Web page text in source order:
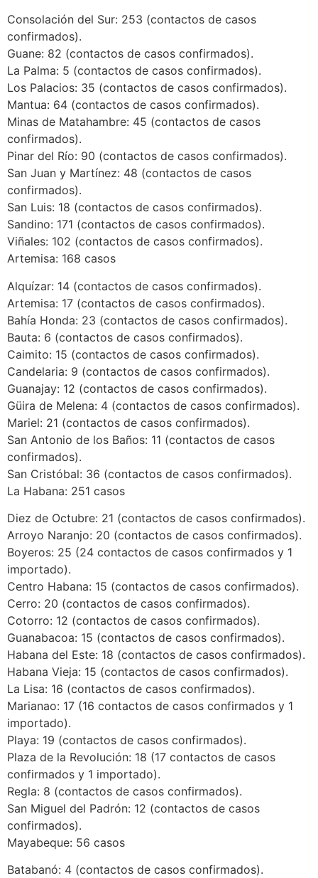
Consolación del Sur: 253 (contactos de casos
confirmados).
Guane: 82 (contactos de casos confirmados).
La Palma: 5 (contactos de casos confirmados).
Los Palacios: 35 (contactos de casos confirmados).
Mantua: 64 (contactos de casos confirmados).
Minas de Matahambre: 45 (contactos de casos
confirmados).
Pinar del Río: 90 (contactos de casos confirmados).
San Juan y Martínez: 48 (contactos de casos
confirmados).
San Luis: 18 (contactos de casos confirmados).
Sandino: 171 (contactos de casos confirmados).
Viñales: 102 (contactos de casos confirmados).
Artemisa: 168 casos
Alquízar: 14 (contactos de casos confirmados).
Artemisa: 17 (contactos de casos confirmados).
Bahía Honda: 23 (contactos de casos confirmados).
Bauta: 6 (contactos de casos confirmados).
Caimito: 15 (contactos de casos confirmados).
Candelaria: 9 (contactos de casos confirmados).
Guanajay: 12 (contactos de casos confirmados).
Güira de Melena: 4 (contactos de casos confirmados).
Mariel: 21 (contactos de casos confirmados).
San Antonio de los Baños: 11 (contactos de casos
confirmados).
San Cristóbal: 36 (contactos de casos confirmados).
La Habana: 251 casos
Diez de Octubre: 21 (contactos de casos confirmados).
Arroyo Naranjo: 20 (contactos de casos confirmados).
Boyeros: 25 (24 contactos de casos confirmados y 1
importado).
Centro Habana: 15 (contactos de casos confirmados).
Cerro: 20 (contactos de casos confirmados).
Cotorro: 12 (contactos de casos confirmados).
Guanabacoa: 15 (contactos de casos confirmados).
Habana del Este: 18 (contactos de casos confirmados).
Habana Vieja: 15 (contactos de casos confirmados).
La Lisa: 16 (contactos de casos confirmados).
Marianao: 17 (16 contactos de casos confirmados y 1
importado).
Playa: 19 (contactos de casos confirmados).
Plaza de la Revolución: 18 (17 contactos de casos
confirmados y 1 importado).
Regla: 8 (contactos de casos confirmados).
San Miguel del Padrón: 12 (contactos de casos
confirmados).
Mayabeque: 56 casos
Batabanó: 4 (contactos de casos confirmados).